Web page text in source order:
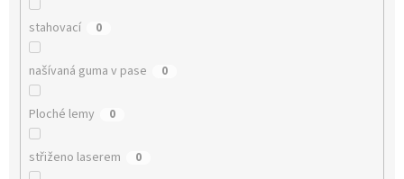
stahovací 0
našívaná guma v pase 0
Ploché lemy 0
střiženo laserem 0